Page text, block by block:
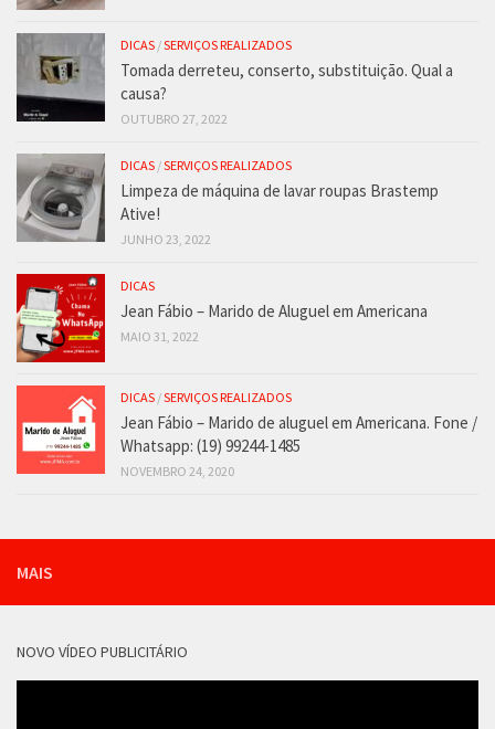
DICAS /SERVIÇOS REALIZADOS
Tomada derreteu, conserto, substituição. Qual a
causa?
OUTUBRO 27, 2022
DICAS /SERVIÇOS REALIZADOS
Limpeza de máquina de lavar roupas Brastemp
Ative!
JUNHO 23, 2022
DICAS
Jean Fábio – Marido de Aluguel em Americana
MAIO 31, 2022
DICAS /SERVIÇOS REALIZADOS
Jean Fábio – Marido de aluguel em Americana. Fone /
Whatsapp: (19) 99244-1485
NOVEMBRO 24, 2020
MAIS
NOVO VÍDEO PUBLICITÁRIO